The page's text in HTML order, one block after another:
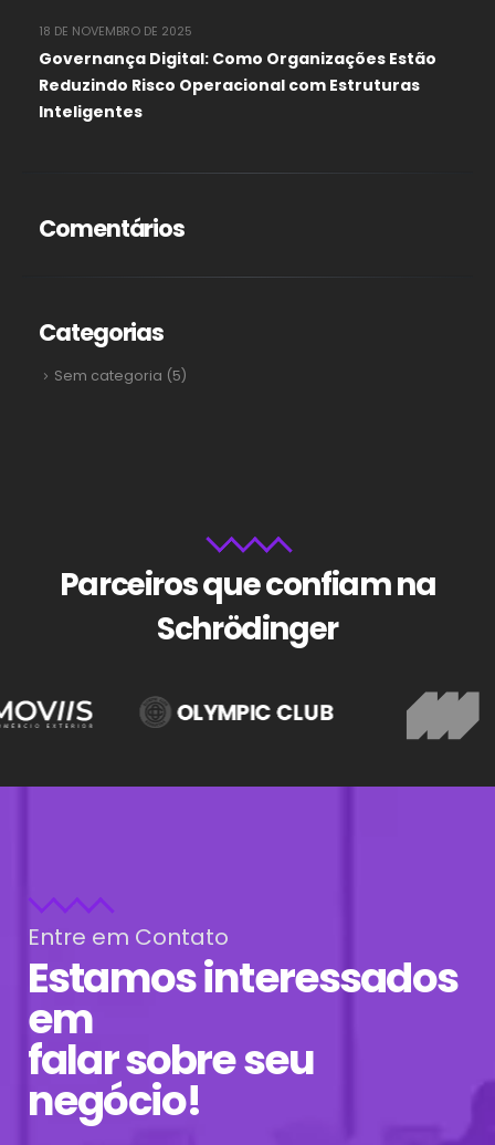
Governança Digital: Como Organizações Estão
Reduzindo Risco Operacional com Estruturas
Inteligentes
18 DE NOVEMBRO DE 2025
Comentários
Categorias
Sem categoria (5)
Parceiros que confiam na
Schrödinger
Entre em Contato
Estamos interessados
em
falar sobre seu
negócio!